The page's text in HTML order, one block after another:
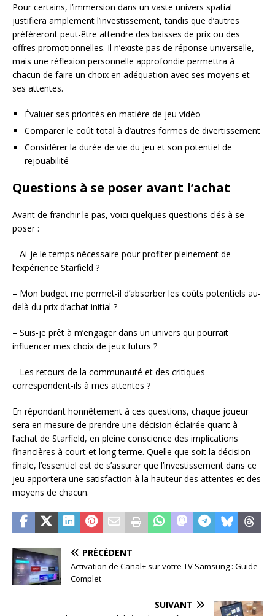
Pour certains, l’immersion dans un vaste univers spatial
justifiera amplement l’investissement, tandis que d’autres
préféreront peut-être attendre des baisses de prix ou des
offres promotionnelles. Il n’existe pas de réponse universelle,
mais une réflexion personnelle approfondie permettra à
chacun de faire un choix en adéquation avec ses moyens et
ses attentes.
Évaluer ses priorités en matière de jeu vidéo
Comparer le coût total à d’autres formes de divertissement
Considérer la durée de vie du jeu et son potentiel de
rejouabilité
Questions à se poser avant l’achat
Avant de franchir le pas, voici quelques questions clés à se
poser :
– Ai-je le temps nécessaire pour profiter pleinement de
l’expérience Starfield ?
– Mon budget me permet-il d’absorber les coûts potentiels au-
delà du prix d’achat initial ?
– Suis-je prêt à m’engager dans un univers qui pourrait
influencer mes choix de jeux futurs ?
– Les retours de la communauté et des critiques
correspondent-ils à mes attentes ?
En répondant honnêtement à ces questions, chaque joueur
sera en mesure de prendre une décision éclairée quant à
l’achat de Starfield, en pleine conscience des implications
financières à court et long terme. Quelle que soit la décision
finale, l’essentiel est de s’assurer que l’investissement dans ce
jeu apportera une satisfaction à la hauteur des attentes et des
moyens de chacun.
PRÉCÉDENT
Activation de Canal+ sur votre TV Samsung : Guide
Complet
SUIVANT